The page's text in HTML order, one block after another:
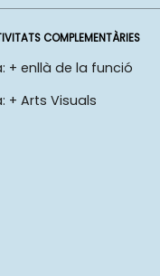
COMPLEMENTÀRIES
+ enllà de la funció
+ Arts Visuals